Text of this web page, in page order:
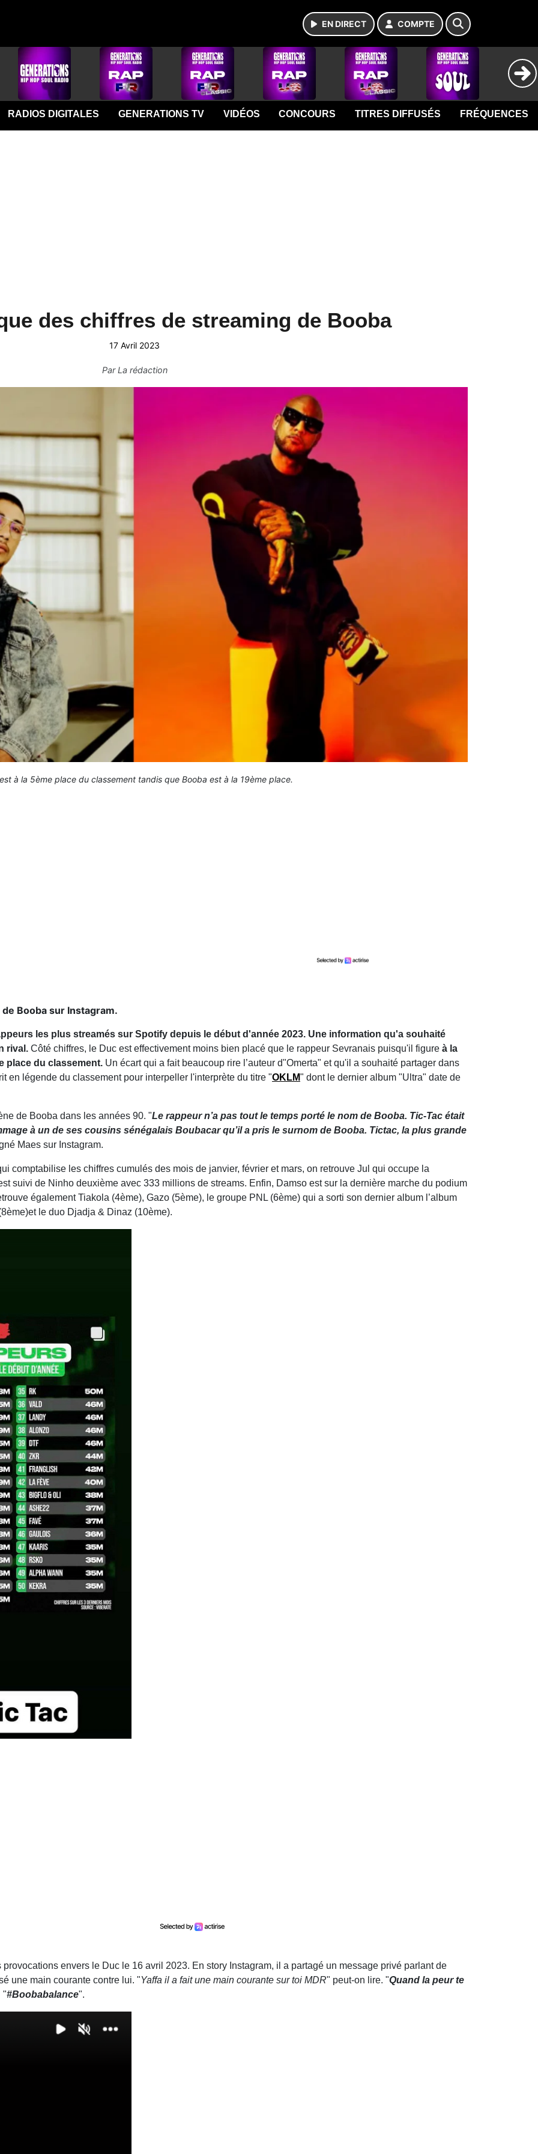
EN DIRECT COMPTE
RADIOS DIGITALES GENERATIONS TV VIDÉOS CONCOURS TITRES DIFFUSÉS FRÉQUENCES
des chiffres de streaming de Booba
17 Avril 2023
ParLa rédaction
à la 5ème place du classement tandis que Booba est à la 19ème place.
Booba sur Instagram.
les plus streamés sur Spotify depuis le début d'année 2023. Une information qu'a souhaité
rival. Côté chiffres, le Duc est effectivement moins bien placé que le rappeur Sevranais puisqu'il figure à la
place du classement. Un écart qui a fait beaucoup rire l’auteur d"Omerta" et qu'il a souhaité partager dans
en légende du classement pour interpeller l'interprète du titre "OKLM" dont le dernier album "Ultra" date de
de Booba dans les années 90. "Le rappeur n’a pas tout le temps porté le nom de Booba. Tic-Tac était
à un de ses cousins sénégalais Boubacar qu’il a pris le surnom de Booba. Tictac, la plus grande
Maes sur Instagram.
comptabilise les chiffres cumulés des mois de janvier, février et mars, on retrouve Jul qui occupe la
suivi de Ninho deuxième avec 333 millions de streams. Enfin, Damso est sur la dernière marche du podium
également Tiakola (4ème), Gazo (5ème), le groupe PNL (6ème) qui a sorti son dernier album l’album
le duo Djadja & Dinaz (10ème).
envers le Duc le 16 avril 2023. En story Instagram, il a partagé un message privé parlant de
une main courante contre lui. "Yaffa il a fait une main courante sur toi MDR" peut-on lire. "Quand la peur te
"#Boobabalance".